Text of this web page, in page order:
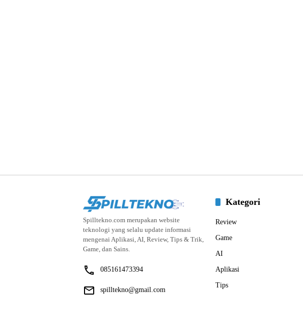
Spilltekno.com merupakan website
teknologi yang selalu update informasi
mengenai Aplikasi, AI, Review, Tips & Trik,
Game, dan Sains.
085161473394
spilltekno@gmail.com
Kategori
Review
Game
AI
Aplikasi
Tips